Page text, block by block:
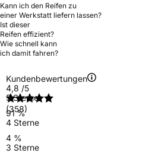
Kann ich den Reifen zu
einer Werkstatt liefern lassen?
Ist dieser
Reifen effizient?
Wie schnell kann
ich damit fahren?
Kundenbewertungen
4,8 /5
(358)
5 Sterne
91 %
4 Sterne
4 %
3 Sterne